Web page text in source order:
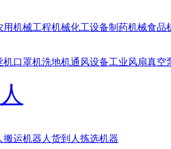
用机械工程机械化工设备制药机械食品
机口罩机洗地机通风设备工业风扇真空
搬运机器人 货到人拣选机器